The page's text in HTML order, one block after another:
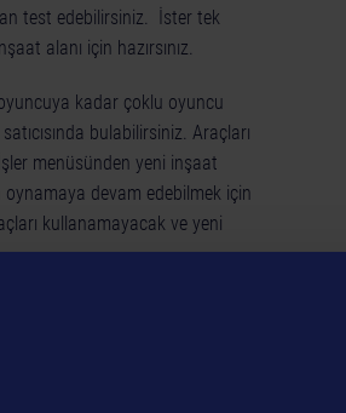
test edebilirsiniz. İster tek
alanı için hazırsınız.
kadar çoklu oyuncu
bulabilirsiniz. Araçları
menüsünden yeni inşaat
devam edebilmek için
kullanamayacak ve yeni
gerekir.